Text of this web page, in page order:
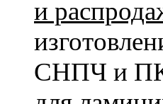
и
СНПЧ и